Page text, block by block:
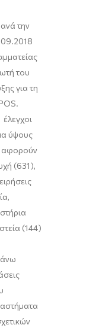
την
του
για τη
ύψους
αφορούν
(631),
(144)